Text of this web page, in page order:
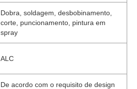
Dobra, soldagem, desbobinamento,
corte, puncionamento, pintura em
spray
ALC
De acordo com o requisito de design